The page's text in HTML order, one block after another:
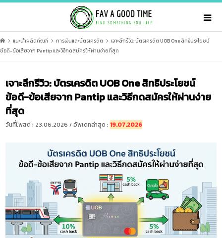
แนะนำผลิตภัณฑ์ การเงินและบัตรเครดิต
เจาะลึกรีวิว: บัตรเครดิต UOB One สิทธิประโยชน์
ข้อดี-ข้อเสียจาก Pantip และวิธีกดสมัครให้ผ่านง่ายที่สุด
เจาะลึกรีวิว: บัตรเครดิต UOB One สิทธิประโยชน์
ข้อดี-ข้อเสียจาก Pantip และวิธีกดสมัครให้ผ่านง่าย
ที่สุด
วันที่โพสต์ : 23.06.2026 / อัพเดทล่าสุด :19.07.2026